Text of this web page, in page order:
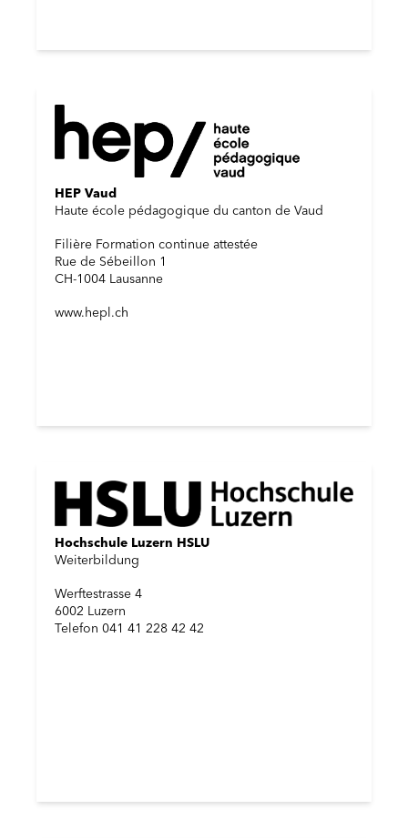
HEP Vaud
Haute école pédagogique du canton de Vaud
Filière Formation continue attestée
Rue de Sébeillon 1
CH-1004 Lausanne
www.hepl.ch
Hochschule Luzern HSLU
Weiterbildung
Werftestrasse 4
6002 Luzern
Telefon 041 41 228 42 42